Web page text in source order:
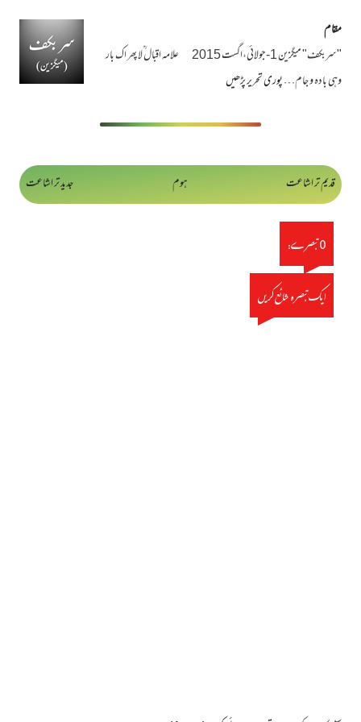
مقام
"سربکف" میگزین 1-جولائی،اگست 2015 علامہ اقبال ؒلا پھر اک بار
وہی بادہ و جام…پوری تحریر پڑھیں
جدید تر اشاعت قدیم تر اشاعت ہوم
0 تبصرے:
ایک تبصرہ شائع کریں